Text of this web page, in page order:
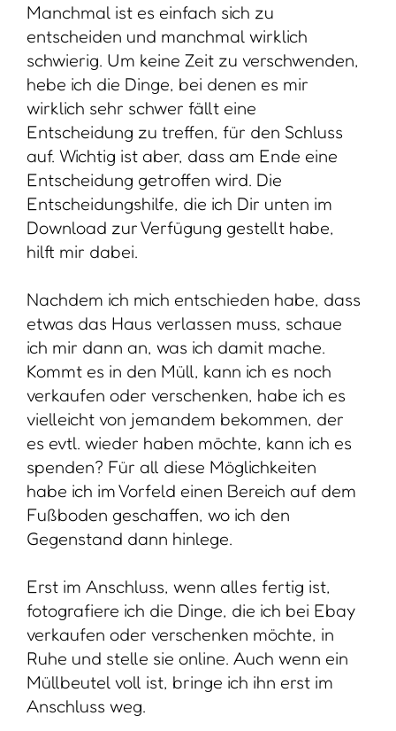
Manchmal ist es einfach sich zu
entscheiden und manchmal wirklich
schwierig. Um keine Zeit zu verschwenden,
hebe ich die Dinge, bei denen es mir
wirklich sehr schwer fällt eine
Entscheidung zu treffen, für den Schluss
auf. Wichtig ist aber, dass am Ende eine
Entscheidung getroffen wird. Die
Entscheidungshilfe, die ich Dir unten im
Download zur Verfügung gestellt habe,
hilft mir dabei.
Nachdem ich mich entschieden habe, dass
etwas das Haus verlassen muss, schaue
ich mir dann an, was ich damit mache.
Kommt es in den Müll, kann ich es noch
verkaufen oder verschenken, habe ich es
vielleicht von jemandem bekommen, der
es evtl. wieder haben möchte, kann ich es
spenden? Für all diese Möglichkeiten
habe ich im Vorfeld einen Bereich auf dem
Fußboden geschaffen, wo ich den
Gegenstand dann hinlege.
Erst im Anschluss, wenn alles fertig ist,
fotografiere ich die Dinge, die ich bei Ebay
verkaufen oder verschenken möchte, in
Ruhe und stelle sie online. Auch wenn ein
Müllbeutel voll ist, bringe ich ihn erst im
Anschluss weg.